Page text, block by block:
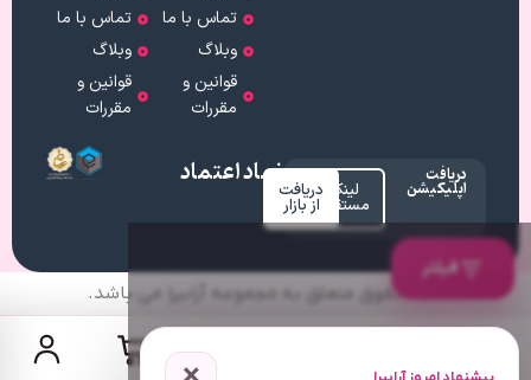
تماس با ما
وبلاگ
قوانین و
مقررات
تماس با ما
وبلاگ
قوانین و
مقررات
دریافت
اپلیکیشن لینک
مستقیم
دریافت
از بازار
نماد اعتماد
کلیه حقوق متعلق به مجموعه آرابیرا می باشد.
فیلتر